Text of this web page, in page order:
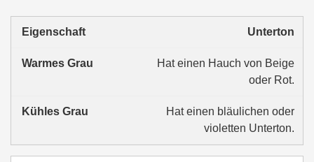
Unterton
Hat einen Hauch von Beige
oder Rot.
Hat einen bläulichen oder
violetten Unterton.